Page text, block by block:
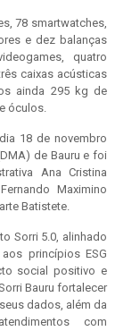
78 smartwatches,
e dez balanças
quatro
caixas acústicas
ainda 295 kg de
óculos.
18 de novembro
de Bauru e foi
Ana Cristina
Maximino
Batistete.
Sorri 5.0, alinhado
princípios ESG
social positivo e
Bauru fortalecer
dados, além da
com